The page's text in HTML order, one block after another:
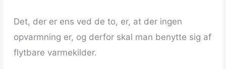
Det, der er ens ved de to, er, at der ingen
opvarmning er, og derfor skal man benytte sig af
flytbare varmekilder.